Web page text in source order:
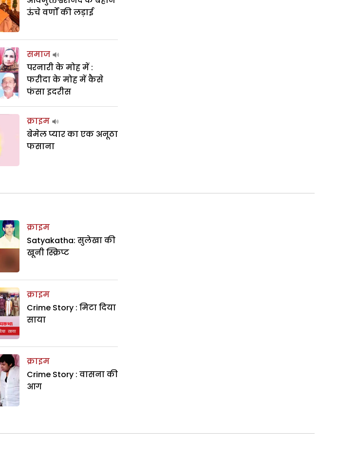
ऊंचे वर्णों की लड़ाई
समाज
परनारी के मोह में :
फरीदा के मोह में कैसे
फंसा इदरीस
क्राइम
बेमेल प्यार का एक अनूठा
फसाना
क्राइम
Satyakatha: सुलेखा की
खूनी स्क्रिप्ट
क्राइम
Crime Story : मिटा दिया
साया
क्राइम
Crime Story : वासना की
आग